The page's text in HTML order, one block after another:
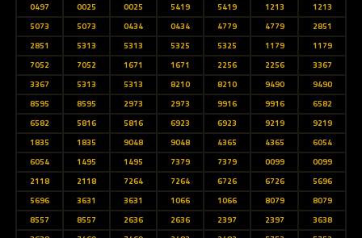
0497
0025 0025 5419 5419 1213
1213
5073
5073 0434 0434 4779 4779
2851
2851
5313 5313 5325 5325 1179
1179
7052
7052 1671 1671 2256 2256
3367
3367
5313 5313 8210 8210 9490
9490
8595
8595 2973 2973 9916 9916
6582
6582
5816 5816 6923 6923 9219
9219
1835
1835 9048 9048 4365 4365
6054
6054
1495 1495 7379 7379 0099
0099
2118
2118 7264 7264 6726 6726
5696
5696
3631 3631 1066 1066 8079
8079
8557
8557 2636 2636 2397 2397
3638